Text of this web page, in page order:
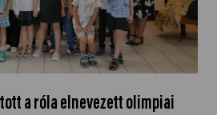
a róla elnevezett olimpiai